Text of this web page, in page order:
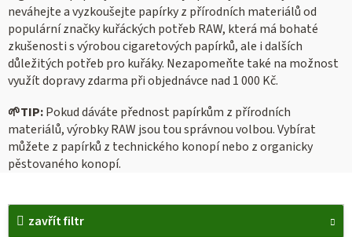
neváhejte a vyzkoušejte papírky z přírodních materiálů od
populární značky kuřáckých potřeb RAW, která má bohaté
zkušenosti s výrobou cigaretových papírků, ale i dalších
důležitých potřeb pro kuřáky. Nezapomeňte také na možnost
využít dopravy zdarma při objednávce nad 1 000 Kč.
🌱TIP:Pokud dáváte přednost papírkům z přírodních
materiálů, výrobky RAW jsou tou správnou volbou. Vybírat
můžete z papírků z technického konopí nebo z organicky
pěstovaného konopí.
zavřít filtr
V